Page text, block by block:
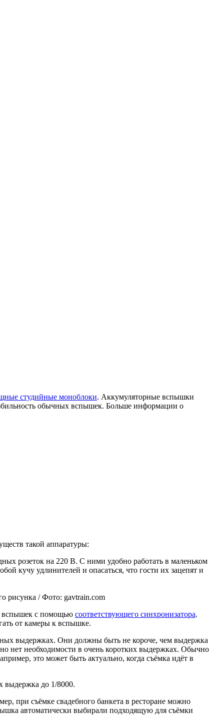
студийные моноблоки. Аккумуляторные вспышки
обычных вспышек. Больше информации о
такой аппаратуры:
розеток на 220 В. С ними удобно работать в маленьком
кучу удлинителей и опасаться, что гости их зацепят и
рисунка / Фото: gavtrain.com
вспышек с помощью соответствующего синхронизатора.
от камеры к вспышке.
выдержках. Они должны быть не короче, чем выдержка
нет необходимости в очень коротких выдержках. Обычно
это может быть актуально, когда съёмка идёт в
выдержка до 1/8000.
при съёмке свадебного банкета в ресторане можно
автоматически выбирали подходящую для съёмки